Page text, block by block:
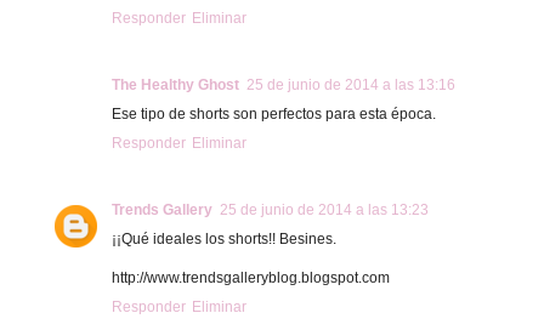
Responder Eliminar
The Healthy Ghost 25 de junio de 2014 a las 13:16
Ese tipo de shorts son perfectos para esta época.
Responder Eliminar
Trends Gallery 25 de junio de 2014 a las 13:23
¡¡Qué ideales los shorts!! Besines.
http://www.trendsgalleryblog.blogspot.com
Responder Eliminar